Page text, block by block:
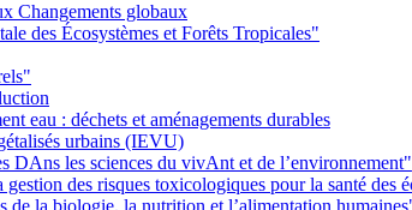
Changements globaux
des Écosystèmes et Forêts Tropicales"
eau : déchets et aménagements durables
urbains (IEVU)
les sciences du vivAnt et de l’environnement"
des risques toxicologiques pour la santé des
la biologie, la nutrition et l’alimentation